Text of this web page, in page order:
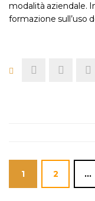
modalità aziendale.
formazione sull’uso
1 2 …